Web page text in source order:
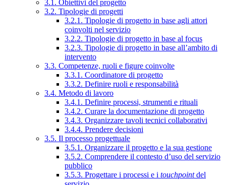
3.1. Obiettivi del progetto
3.2. Tipologie di progetti
3.2.1. Tipologie di progetto in base agli attori
coinvolti nel servizio
3.2.2. Tipologie di progetto in base al focus
3.2.3. Tipologie di progetto in base all’ambito di
intervento
3.3. Competenze, ruoli e figure coinvolte
3.3.1. Coordinatore di progetto
3.3.2. Definire ruoli e responsabilità
3.4. Metodo di lavoro
3.4.1. Definire processi, strumenti e rituali
3.4.2. Curare la documentazione di progetto
3.4.3. Organizzare tavoli tecnici collaborativi
3.4.4. Prendere decisioni
3.5. Il processo progettuale
3.5.1. Organizzare il progetto e la sua gestione
3.5.2. Comprendere il contesto d’uso del servizio
pubblico
3.5.3. Progettare i processi e i touchpointdel